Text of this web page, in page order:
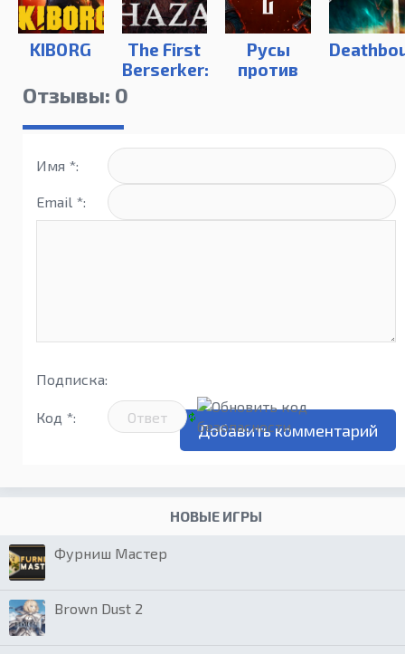
KIBORG
The First
Berserker:
Русы
против
2
Отзывы: 0
Имя *:
Email *:
Подписка:
Код *:
НОВЫЕ ИГРЫ
Фурниш Мастер
Brown Dust 2